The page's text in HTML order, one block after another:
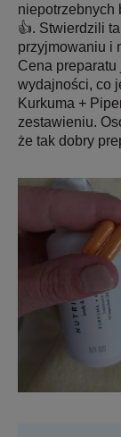
niepotrzebnych
👍. Stwierdzili
przyjmowaniu i
Cena
wydajności, co
Kurkuma +
zestawieniu.
że tak dobry